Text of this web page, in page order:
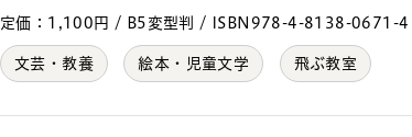
定価：1,100円 / B5変型判 / ISBN978-4-8138-0671-4
文芸・教養 絵本・児童文学 飛ぶ教室